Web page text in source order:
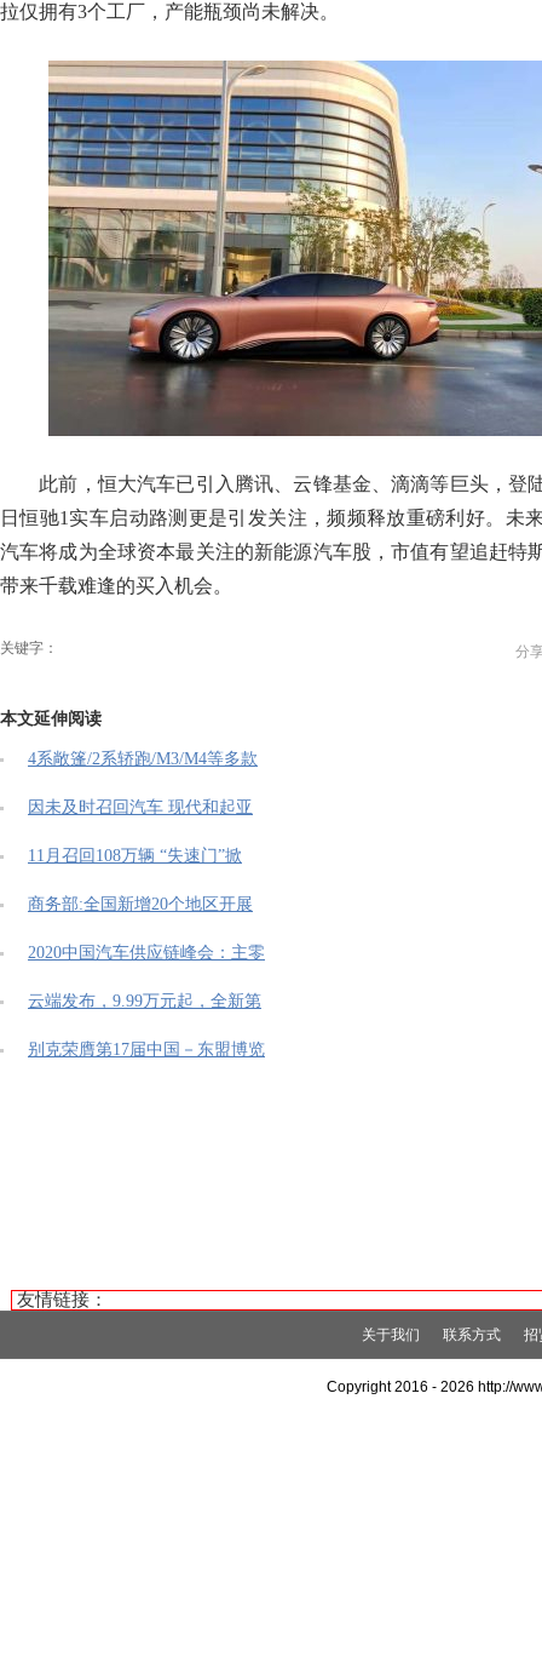
拉仅拥有3个工厂，产能瓶颈尚未解决。
此前，恒大汽车已引入腾讯、云锋基金、滴滴等巨头，登
日恒驰1实车启动路测更是引发关注，频频释放重磅利好。未
汽车将成为全球资本最关注的新能源汽车股，市值有望追赶特
带来千载难逢的买入机会。
分
关键字：
本文延伸阅读
4系敞篷/2系轿跑/M3/M4等多款
因未及时召回汽车 现代和起亚
11月召回108万辆 “失速门”掀
商务部:全国新增20个地区开展
2020中国汽车供应链峰会：主零
云端发布，9.99万元起，全新第
别克荣膺第17届中国－东盟博览
友情链接：
关于我们 联系方式 招
Copyright 2016 - 2026 http://